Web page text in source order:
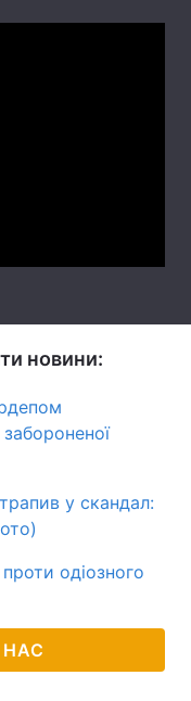
новини:
забороненої
у скандал:
одіозного